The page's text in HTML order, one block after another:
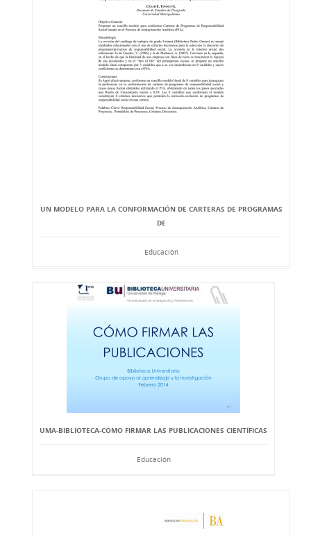
UN MODELO PARA LA CONFORMACIÓN DE CARTERAS DE PROGRAMAS
DE
Educación
UMA-BIBLIOTECA-CÓMO FIRMAR LAS PUBLICACIONES CIENTÍFICAS
Educación